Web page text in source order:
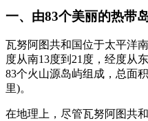
一、由83个美丽的热带
瓦努阿图共和国位于太平洋
度从南13度到21度，经度从
83个火山源岛屿组成，总面
里)。
在地理上，尽管瓦努阿图共